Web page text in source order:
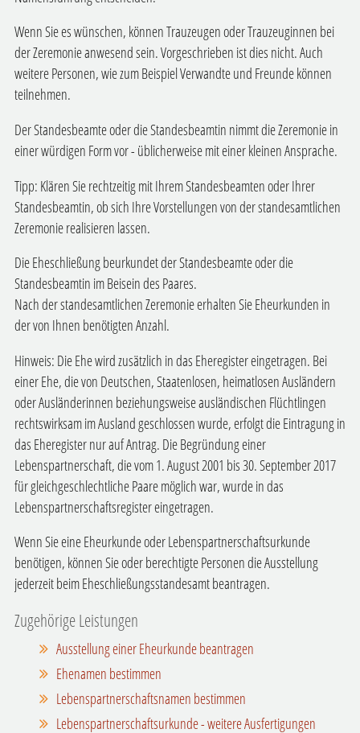
Wenn Sie es wünschen, können Trauzeugen oder Trauzeuginnen bei
der Zeremonie anwesend sein. Vorgeschrieben ist dies nicht. Auch
weitere Personen, wie zum Beispiel Verwandte und Freunde können
teilnehmen.
Der Standesbeamte oder die Standesbeamtin nimmt die Zeremonie in
einer würdigen Form vor - üblicherweise mit einer kleinen Ansprache.
Tipp: Klären Sie rechtzeitig mit Ihrem Standesbeamten oder Ihrer
Standesbeamtin, ob sich Ihre Vorstellungen von der standesamtlichen
Zeremonie realisieren lassen.
Die Eheschließung beurkundet der Standesbeamte oder die
Standesbeamtin im Beisein des Paares.
Nach der standesamtlichen Zeremonie erhalten Sie Eheurkunden in
der von Ihnen benötigten Anzahl.
Hinweis: Die Ehe wird zusätzlich in das Eheregister eingetragen. Bei
einer Ehe, die von Deutschen, Staatenlosen, heimatlosen Ausländern
oder Ausländerinnen beziehungsweise ausländischen Flüchtlingen
rechtswirksam im Ausland geschlossen wurde, erfolgt die Eintragung in
das Eheregister nur auf Antrag. Die Begründung einer
Lebenspartnerschaft, die vom 1. August 2001 bis 30. September 2017
für gleichgeschlechtliche Paare möglich war, wurde in das
Lebenspartnerschaftsregister eingetragen.
Wenn Sie eine Eheurkunde oder Lebenspartnerschaftsurkunde
benötigen, können Sie oder berechtigte Personen die Ausstellung
jederzeit beim Eheschließungsstandesamt beantragen.
Zugehörige Leistungen
Ausstellung einer Eheurkunde beantragen
Ehenamen bestimmen
Lebenspartnerschaftsnamen bestimmen
Lebenspartnerschaftsurkunde - weitere Ausfertigungen